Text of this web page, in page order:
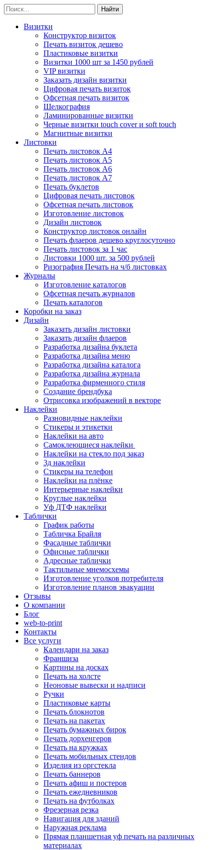
Визитки
Конструктор визиток
Печать визиток дешево
Пластиковые визитки
Визитки 1000 шт за 1450 рублей
VIP визитки
Заказать дизайн визитки
Цифровая печать визиток
Офсетная печать визиток
Шелкография
Ламинированные визитки
Черные визитки touch cover и soft touch
Магнитные визитки
Листовки
Печать листовок А4
Печать листовок А5
Печать листовок А6
Печать листовок А7
Печать буклетов
Цифровая печать листовок
Офсетная печать листовок
Изготовление листовок
Дизайн листовок
Конструктор листовок онлайн
Печать флаеров дешево круглосуточно
Печать листовок за 1 час
Листовки 1000 шт. за 500 рублей
Ризография Печать на ч/б листовках
Журналы
Изготовление каталогов
Офсетная печать журналов
Печать каталогов
Коробки на заказ
Дизайн
Заказать дизайн листовки
Заказать дизайн флаеров
Разработка дизайна буклета
Разработка дизайна меню
Разработка дизайна каталога
Разработка дизайна журнала
Разработка фирменного стиля
Создание брендбука
Отрисовка изображений в векторе
Наклейки
Разновидные наклейки
Стикеры и этикетки
Наклейки на авто
Самоклеющиеся наклейки
Наклейки на стекло под заказ
3д наклейки
Cтикеры на телефон
Наклейки на плёнке
Интерьерные наклейки
Круглые наклейки
Уф ДТФ наклейки
Таблички
График работы
Табличка Брайля
Фасадные таблички
Офисные таблички
Адресные таблички
Тактильные мнемосхемы
Изготовление уголков потребителя
Изготовление планов эвакуации
Отзывы
О компании
Блог
web-to-print
Контакты
Все услуги
Календари на заказ
Франшиза
Картины на досках
Печать на холсте
Неоновые вывески и надписи
Ручки
Пластиковые карты
Печать блокнотов
Печать на пакетах
Печать бумажных бирок
Печать дорхенгеров
Печать на кружках
Печать мобильных стендов
Изделия из оргстекла
Печать баннеров
Печать афиш и постеров
Печать ежедневников
Печать на футболках
Фрезерная резка
Навигация для зданий
Наружная реклама
Прямая планшетная уф печать на различных
материалах